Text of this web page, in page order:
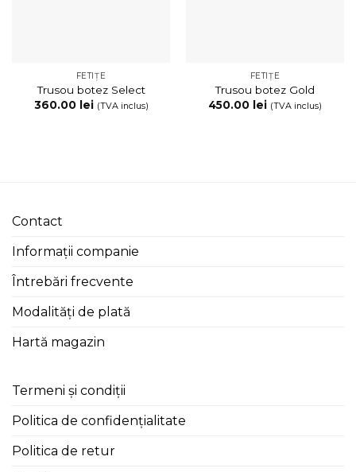
FETIȚE
Trusou botez Select
360.00
lei (TVA inclus)
FETIȚE
Trusou botez Gold
450.00
lei (TVA inclus)
Contact
Informații companie
Întrebări frecvente
Modalități de plată
Hartă magazin
Termeni și condiții
Politica de confidențialitate
Politica de retur